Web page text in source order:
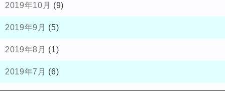
2019年10月 (9)
2019年9月 (5)
2019年8月 (1)
2019年7月 (6)